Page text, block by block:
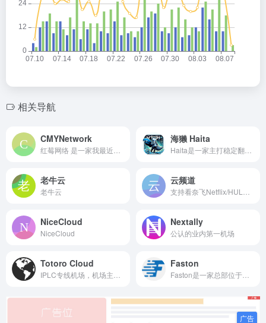
相关导航
CMYNetwork 海獭 Haita
老牛云
老牛云
云频道
NiceCloud
NiceCloud
Nextally
公认的业内第一机场
Totoro Cloud Faston